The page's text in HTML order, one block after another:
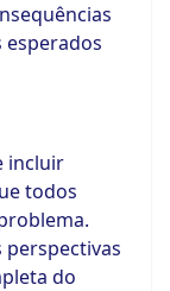
incluir
todos
perspectivas
do